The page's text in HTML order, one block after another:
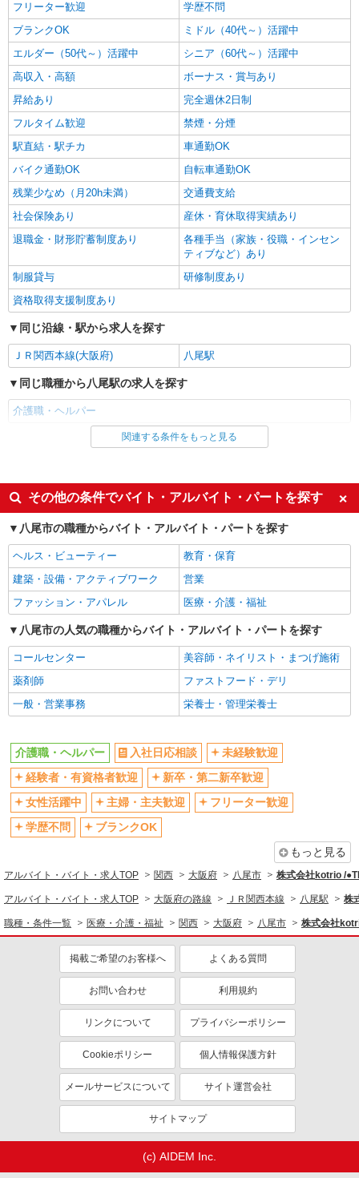
フリーター歓迎
学歴不問
ブランクOK
ミドル（40代～）活躍中
エルダー（50代～）活躍中
シニア（60代～）活躍中
高収入・高額
ボーナス・賞与あり
昇給あり
完全週休2日制
フルタイム歓迎
禁煙・分煙
駅直結・駅チカ
車通勤OK
バイク通勤OK
自転車通勤OK
残業少なめ（月20h未満）
交通費支給
社会保険あり
産休・育休取得実績あり
退職金・財形貯蓄制度あり
各種手当（家族・役職・インセン
ティブなど）あり
制服貸与
研修制度あり
資格取得支援制度あり
同じ沿線・駅から求人を探す
ＪＲ関西本線(大阪府) 八尾駅
同じ職種から八尾駅の求人を探す
介護職・ヘルパー
同じ雇用形態から八尾駅の求人を探す
同じ特徴から八尾駅の求人を探す
入社日応相談
未経験歓迎
経験者・有資格者歓迎
新卒・第二新卒歓迎
女性活躍中
主婦・主夫歓迎
フリーター歓迎
学歴不問
ブランクOK
ミドル（40代～）活躍中
エルダー（50代～）活躍中
シニア（60代～）活躍中
高収入・高額
ボーナス・賞与あり
昇給あり
完全週休2日制
フルタイム歓迎
禁煙・分煙
バイク通勤OK
自転車通勤OK
残業少なめ（月20h未満）
交通費支給
社会保険あり
産休・育休取得実績あり
退職金・財形貯蓄制度あり
医療・介護・福祉
介護職・ヘルパー
同じ特徴から求人を探す
ミドル（40代～）活躍中
ボーナス・賞与あり
車通勤OK
交通費支給
社会保険あり
産休・育休取得実績あり
関連する条件をもっと見る
その他の条件でバイト・アルバイト・パートを探す
八尾市の職種からバイト・アルバイト・パートを探す
ヘルス・ビューティー
教育・保育
建築・設備・アクティブワーク
営業
ファッション・アパレル
医療・介護・福祉
八尾市の人気の職種からバイト・アルバイト・パートを探す
コールセンター
美容師・ネイリスト・まつげ施術
薬剤師
ファストフード・デリ
一般・営業事務
栄養士・管理栄養士
介護職・ヘルパー 入社日応相談
未経験歓迎
経験者・有資格者歓迎
新卒・第二新卒歓迎
女性活躍中
主婦・主夫歓迎
フリーター歓迎
学歴不問
ブランクOK
もっと見る
アルバイト・バイト・求人TOP 関西 大阪府 八尾市 株式会社kotrio /
アルバイト・バイト・求人TOP 大阪府の路線 ＪＲ関西本線 八尾駅 株
職種・条件一覧 医療・介護・福祉 関西 大阪府 八尾市 株式会社
掲載ご希望のお客様へ よくある質問
お問い合わせ 利用規約
リンクについて プライバシーポリシー
Cookieポリシー 個人情報保護方針
メールサービスについて サイト運営会社
サイトマップ
(c) AIDEM Inc.